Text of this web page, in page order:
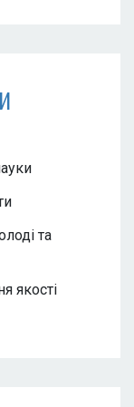
та
якості